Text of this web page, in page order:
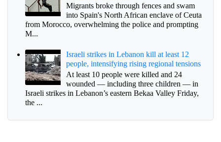
Migrants broke through fences and swam
into Spain's North African enclave of Ceuta
from Morocco, overwhelming the police and prompting
M...
Israeli strikes in Lebanon kill at least 12
people, intensifying rising regional tensions
At least 10 people were killed and 24
wounded — including three children — in
Israeli strikes in Lebanon’s eastern Bekaa Valley Friday,
the ...